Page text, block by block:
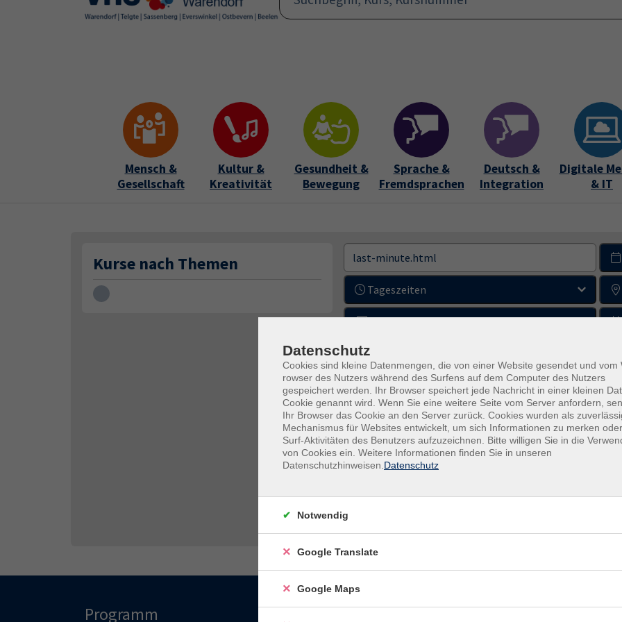
Skip to main content
Skip to page footer
Mensch &
Gesellschaft
Kultur &
Kreativität
Gesundheit &
Bewegung
Sprache &
Fremdsprachen
Deutsch &
Integration
Digitale
& IT
Kurse nach Themen
Loading... Tageszeiten
Dozenten*innen
Kurse (1) Loading...
Stephan Lebert: „Der blinde Fleck.
vererbten Traumata des Krieges –
Programm Hauptnavigation
Volkshochschule
Datenschutz
Cookies sind kleine Datenmengen, die von einer Website gesendet und vom
rowser des Nutzers während des Surfens auf dem Computer des Nutzers
gespeichert werden. Ihr Browser speichert jede Nachricht in einer kleinen
Cookie genannt wird. Wenn Sie eine weitere Seite vom Server anfordern,
Ihr Browser das Cookie an den Server zurück. Cookies wurden als
Mechanismus für Websites entwickelt, um sich Informationen zu merken
Surf-Aktivitäten des Benutzers aufzuzeichnen. Bitte willigen Sie in die
von Cookies ein. Weitere Informationen finden Sie in unseren
Datenschutzhinweisen. Datenschutz
Notwendig
Google Translate
Google Maps